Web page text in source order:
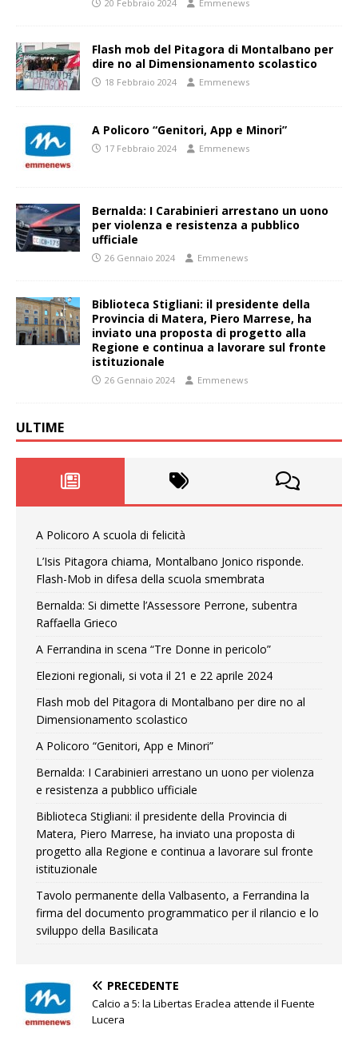
20 Febbraio 2024 Emmenews
Flash mob del Pitagora di Montalbano per
dire no al Dimensionamento scolastico
18 Febbraio 2024 Emmenews
A Policoro “Genitori, App e Minori”
17 Febbraio 2024 Emmenews
Bernalda: I Carabinieri arrestano un uono
per violenza e resistenza a pubblico
ufficiale
26 Gennaio 2024 Emmenews
Biblioteca Stigliani: il presidente della
Provincia di Matera, Piero Marrese, ha
inviato una proposta di progetto alla
Regione e continua a lavorare sul fronte
istituzionale
26 Gennaio 2024 Emmenews
ULTIME
A Policoro A scuola di felicità
L’Isis Pitagora chiama, Montalbano Jonico risponde.
Flash-Mob in difesa della scuola smembrata
Bernalda: Si dimette l’Assessore Perrone, subentra
Raffaella Grieco
A Ferrandina in scena “Tre Donne in pericolo”
Elezioni regionali, si vota il 21 e 22 aprile 2024
Flash mob del Pitagora di Montalbano per dire no al
Dimensionamento scolastico
A Policoro “Genitori, App e Minori”
Bernalda: I Carabinieri arrestano un uono per violenza
e resistenza a pubblico ufficiale
Biblioteca Stigliani: il presidente della Provincia di
Matera, Piero Marrese, ha inviato una proposta di
progetto alla Regione e continua a lavorare sul fronte
istituzionale
Tavolo permanente della Valbasento, a Ferrandina la
firma del documento programmatico per il rilancio e lo
sviluppo della Basilicata
PRECEDENTE
Calcio a 5: la Libertas Eraclea attende il Fuente
Lucera